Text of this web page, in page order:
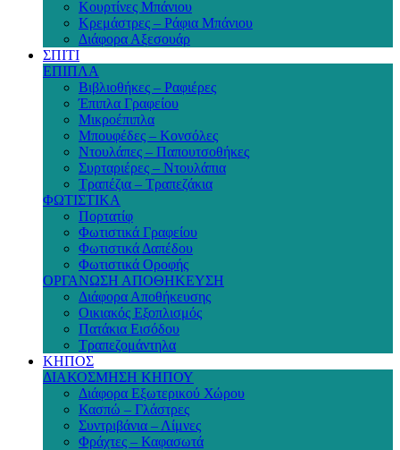
Κουρτίνες Μπάνιου
Κρεμάστρες – Ράφια Μπάνιου
Διάφορα Αξεσουάρ
ΣΠΙΤΙ
ΕΠΙΠΛΑ
Βιβλιοθήκες – Ραφιέρες
Έπιπλα Γραφείου
Μικροέπιπλα
Μπουφέδες – Κονσόλες
Ντουλάπες – Παπουτσοθήκες
Συρταριέρες – Ντουλάπια
Τραπέζια – Τραπεζάκια
ΦΩΤΙΣΤΙΚΑ
Πορτατίφ
Φωτιστικά Γραφείου
Φωτιστικά Δαπέδου
Φωτιστικά Οροφής
ΟΡΓΑΝΩΣΗ ΑΠΟΘΗΚΕΥΣΗ
Διάφορα Αποθήκευσης
Οικιακός Εξοπλισμός
Πατάκια Εισόδου
Τραπεζομάντηλα
ΚΗΠΟΣ
ΔΙΑΚΟΣΜΗΣΗ ΚΗΠΟΥ
Διάφορα Εξωτερικού Χώρου
Κασπώ – Γλάστρες
Συντριβάνια – Λίμνες
Φράχτες – Καφασωτά